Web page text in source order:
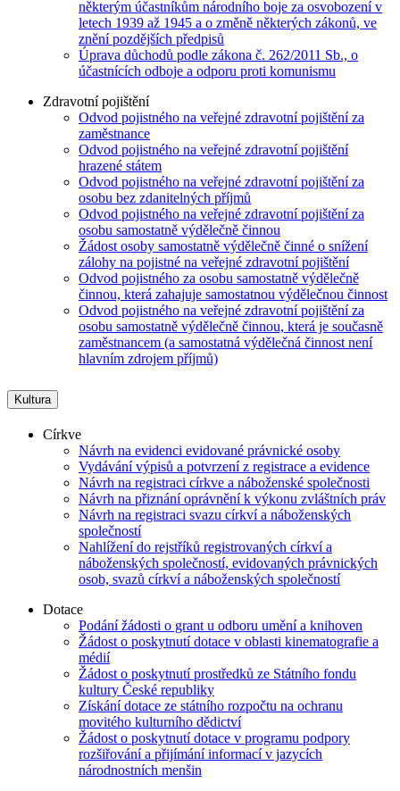
některým účastníkům národního boje za osvobození v
letech 1939 až 1945 a o změně některých zákonů, ve
znění pozdějších předpisů
Úprava důchodů podle zákona č. 262/2011 Sb., o
účastnících odboje a odporu proti komunismu
Zdravotní pojištění
Odvod pojistného na veřejné zdravotní pojištění za
zaměstnance
Odvod pojistného na veřejné zdravotní pojištění
hrazené státem
Odvod pojistného na veřejné zdravotní pojištění za
osobu bez zdanitelných příjmů
Odvod pojistného na veřejné zdravotní pojištění za
osobu samostatně výdělečně činnou
Žádost osoby samostatně výdělečně činné o snížení
zálohy na pojistné na veřejné zdravotní pojištění
Odvod pojistného za osobu samostatně výdělečně
činnou, která zahajuje samostatnou výdělečnou činnost
Odvod pojistného na veřejné zdravotní pojištění za
osobu samostatně výdělečně činnou, která je současně
zaměstnancem (a samostatná výdělečná činnost není
hlavním zdrojem příjmů)
Kultura
Církve
Návrh na evidenci evidované právnické osoby
Vydávání výpisů a potvrzení z registrace a evidence
Návrh na registraci církve a náboženské společnosti
Návrh na přiznání oprávnění k výkonu zvláštních práv
Návrh na registraci svazu církví a náboženských
společností
Nahlížení do rejstříků registrovaných církví a
náboženských společností, evidovaných právnických
osob, svazů církví a náboženských společností
Dotace
Podání žádosti o grant u odboru umění a knihoven
Žádost o poskytnutí dotace v oblasti kinematografie a
médií
Žádost o poskytnutí prostředků ze Státního fondu
kultury České republiky
Získání dotace ze státního rozpočtu na ochranu
movitého kulturního dědictví
Žádost o poskytnutí dotace v programu podpory
rozšiřování a přijímání informací v jazycích
národnostních menšin